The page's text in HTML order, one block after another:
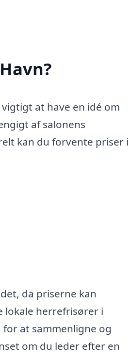
at have en idé om
af salonens
kan du forvente priser i
da priserne kan
lokale herrefrisører i
at sammenligne og
om du leder efter en